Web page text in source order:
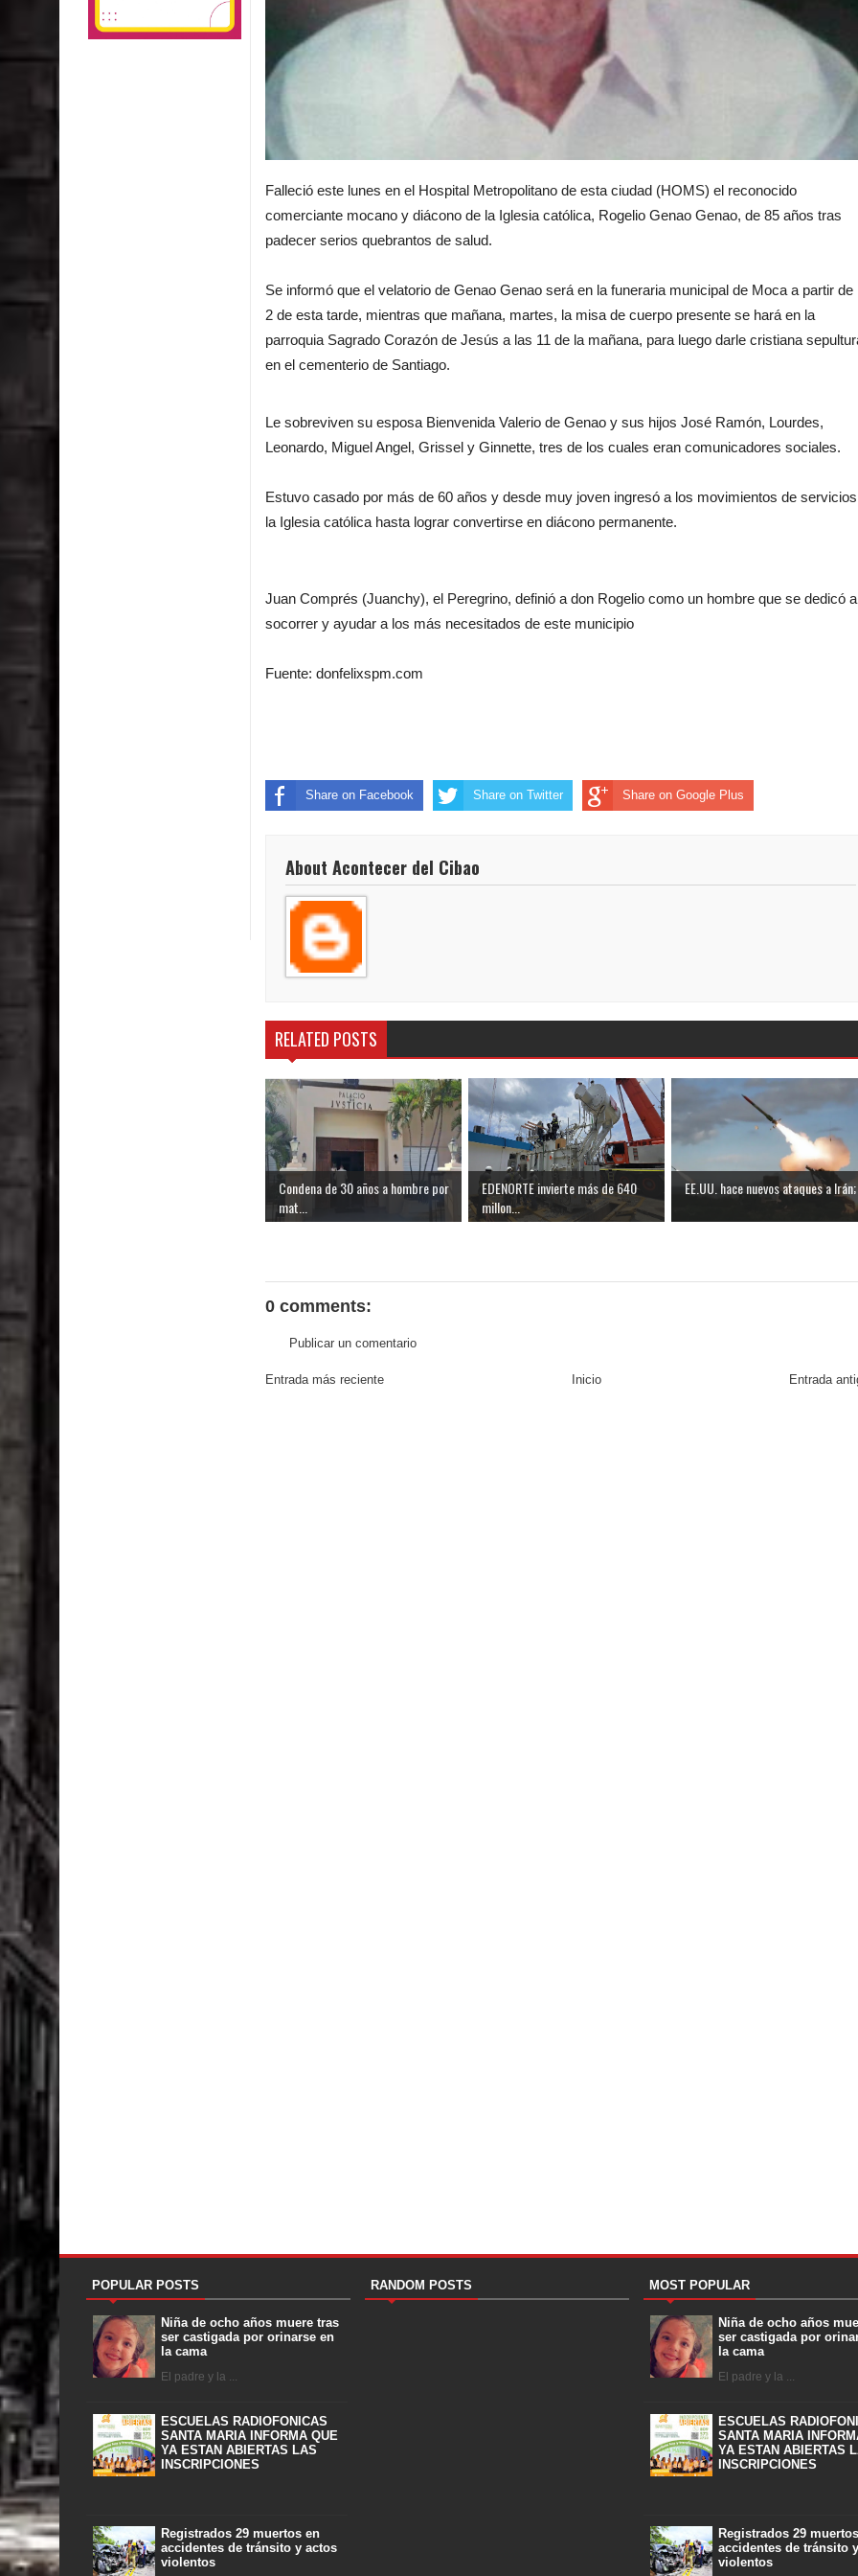
Falleció este lunes en el Hospital Metropolitano de esta ciudad (HOMS) el reconocido
comerciante mocano y diácono de la Iglesia católica, Rogelio Genao Genao, de 85 años tras
padecer serios quebrantos de salud.
Se informó que el velatorio de Genao Genao será en la funeraria municipal de Moca a partir de
2 de esta tarde, mientras que mañana, martes, la misa de cuerpo presente se hará en la
parroquia Sagrado Corazón de Jesús a las 11 de la mañana, para luego darle cristiana
en el cementerio de Santiago.
Le sobreviven su esposa Bienvenida Valerio de Genao y sus hijos José Ramón, Lourdes,
Leonardo, Miguel Angel, Grissel y Ginnette, tres de los cuales eran comunicadores sociales.
Estuvo casado por más de 60 años y desde muy joven ingresó a los movimientos de
la Iglesia católica hasta lograr convertirse en diácono permanente.
Juan Comprés (Juanchy), el Peregrino, definió a don Rogelio como un hombre que se dedicó a
socorrer y ayudar a los más necesitados de este municipio
Fuente: donfelixspm.com
Share on Facebook Share on Twitter Share on Google Plus
About Acontecer del Cibao
RELATED POSTS
Condena de 30 años a hombre por
mat...
EDENORTE invierte más de 640
millon...
EE.UU. hace nuevos ataques a
0 comments:
Publicar un comentario
Entrada más reciente Entrada
Inicio
POPULAR POSTS
Niña de ocho años muere tras
ser castigada por orinarse en
la cama
El padre y la ...
ESCUELAS RADIOFONICAS
SANTA MARIA INFORMA QUE
YA ESTAN ABIERTAS LAS
INSCRIPCIONES
Registrados 29 muertos en
accidentes de tránsito y actos
violentos
RANDOM POSTS MOST POPULAR
Niña de ocho años
ser castigada por
la cama
El padre y la ...
ESCUELAS
SANTA MARIA
YA ESTAN ABIERTAS
INSCRIPCIONES
Registrados 29
accidentes de tránsito
violentos